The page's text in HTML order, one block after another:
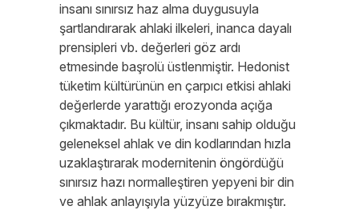
insanı sınırsız haz alma duygusuyla
şartlandırarak ahlaki ilkeleri, inanca dayalı
prensipleri vb. değerleri göz ardı
etmesinde başrolü üstlenmiştir. Hedonist
tüketim kültürünün en çarpıcı etkisi ahlaki
değerlerde yarattığı erozyonda açığa
çıkmaktadır. Bu kültür, insanı sahip olduğu
geleneksel ahlak ve din kodlarından hızla
uzaklaştırarak modernitenin öngördüğü
sınırsız hazı normalleştiren yepyeni bir din
ve ahlak anlayışıyla yüzyüze bırakmıştır.